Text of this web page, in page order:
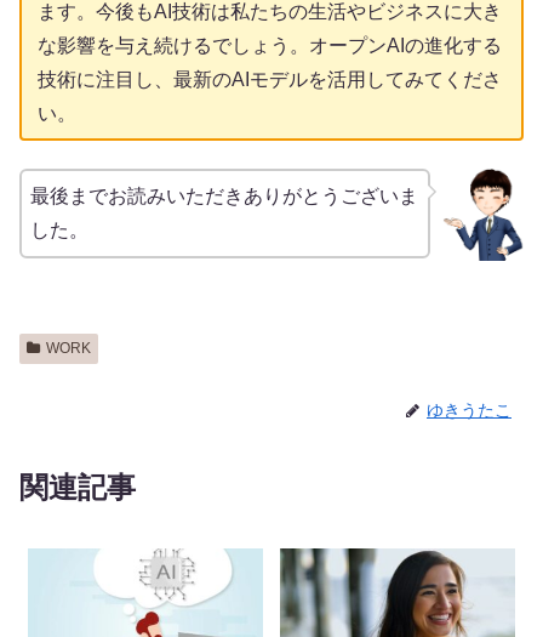
ます。今後もAI技術は私たちの生活やビジネスに大き
な影響を与え続けるでしょう。オープンAIの進化する
技術に注目し、最新のAIモデルを活用してみてくださ
い。
最後までお読みいただきありがとうございま
した。
WORK
ゆきうたこ
関連記事